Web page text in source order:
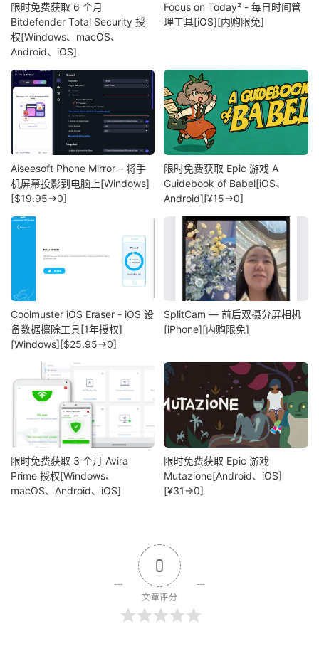
限时免费获取 6 个月
Bitdefender Total Security 授
权[Windows、macOS、
Android、iOS]
Focus on Today² - 每日时间管
理工具[iOS][内购限免]
Aiseesoft Phone Mirror – 将手
机屏幕投影到电脑上[Windows]
[$19.95→0]
限时免费获取 Epic 游戏 A
Guidebook of Babel[iOS、
Android][¥15→0]
Coolmuster iOS Eraser - iOS 设
备数据擦除工具[1年授权]
[Windows][$25.95→0]
SplitCam — 前后双摄分屏相机
[iPhone][内购限免]
限时免费获取 3 个月 Avira
Prime 授权[Windows、
macOS、Android、iOS]
限时免费获取 Epic 游戏
Mutazione[Android、iOS]
[¥31→0]
0
文章评分